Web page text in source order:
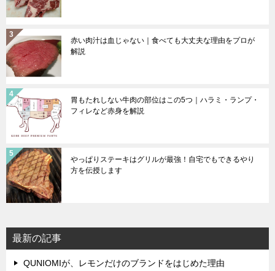
赤い肉汁は血じゃない｜食べても大丈夫な理由をプロが
解説
胃もたれしない牛肉の部位はこの5つ｜ハラミ・ランプ・
フィレなど赤身を解説
やっぱりステーキはグリルが最強！自宅でもできるやり
方を伝授します
最新の記事
QUNIOMIが、レモンだけのブランドをはじめた理由